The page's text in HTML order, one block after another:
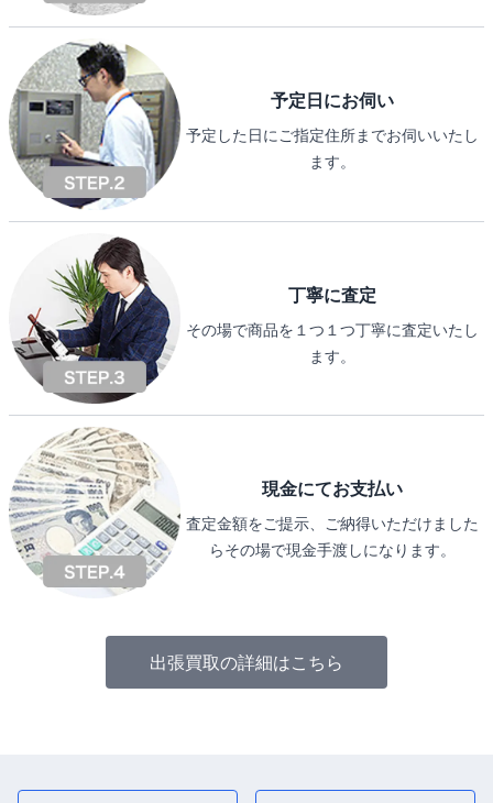
予定日にお伺い
予定した日にご指定住所までお伺いいたし
ます。
丁寧に査定
その場で商品を１つ１つ丁寧に査定いたし
ます。
現金にてお支払い
査定金額をご提示、ご納得いただけました
らその場で現金手渡しになります。
出張買取の詳細はこちら